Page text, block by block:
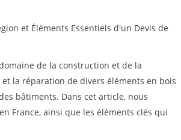
et Éléments Essentiels d'un Devis de
de la construction et de la
la réparation de divers éléments en bois
bâtiments. Dans cet article, nous
France, ainsi que les éléments clés qui